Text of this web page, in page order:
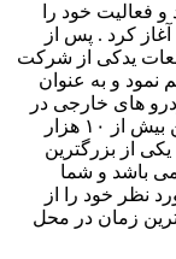
۱۳۶۵ تاسیس شد و فعالیت خود را
کرد . پس از
قطعات یدکی از شرکت
نمود و به عنوان
های خارجی در
بازارشناخته شد . فروشگاه سام پارت با داشتن بیش از ۱۰ هزار
از بزرگترین
باشد و شما
نظر خود را از
زمان در محل